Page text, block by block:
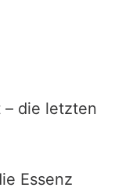
– die letzten
Essenz